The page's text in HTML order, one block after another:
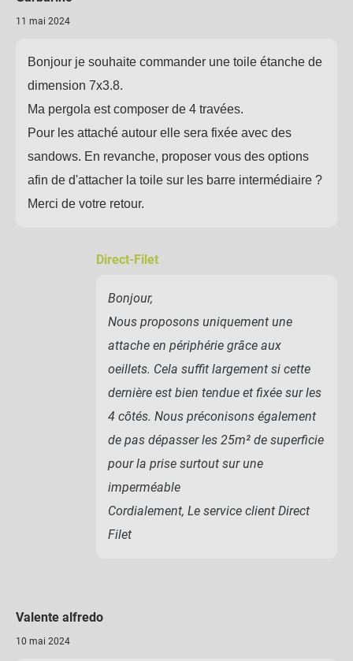
11 mai 2024
Bonjour je souhaite commander une toile étanche de
dimension 7x3.8.
Ma pergola est composer de 4 travées.
Pour les attaché autour elle sera fixée avec des
sandows. En revanche, proposer vous des options
afin de d'attacher la toile sur les barre intermédiaire ?
Merci de votre retour.
Direct-Filet
Bonjour,
Nous proposons uniquement une
attache en périphérie grâce aux
oeillets. Cela suffit largement si cette
dernière est bien tendue et fixée sur les
4 côtés. Nous préconisons également
de pas dépasser les 25m² de superficie
pour la prise surtout sur une
imperméable
Cordialement, Le service client Direct
Filet
Valente alfredo
10 mai 2024